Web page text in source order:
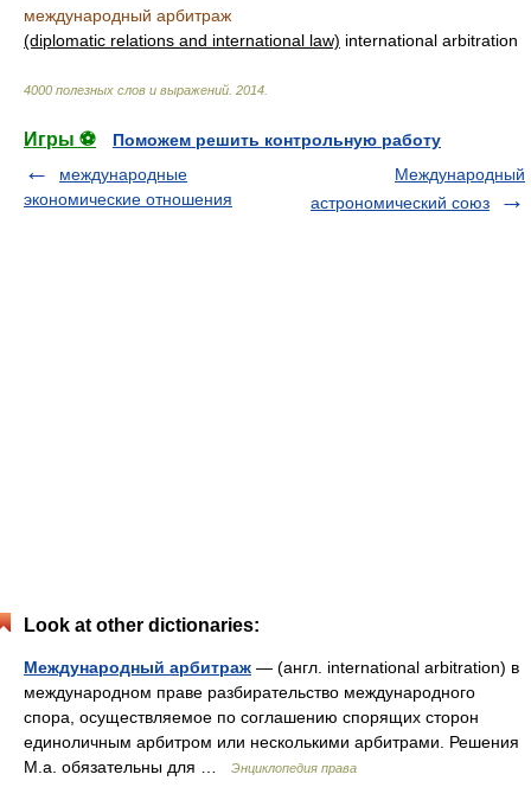
международный арбитраж
(diplomatic relations and international law) international arbitration
4000 полезных слов и выражений 2014
Игры ⚽
Поможем решить контрольную работу
международные
экономические отношения
Международный
астрономический союз
Look at other dictionaries:
Международный арбитраж — (англ. international arbitration) в
международном праве разбирательство международного
спора, осуществляемое по соглашению спорящих сторон
единоличным арбитром или несколькими арбитрами. Решения
М.а. обязательны для …
Энциклопедия права